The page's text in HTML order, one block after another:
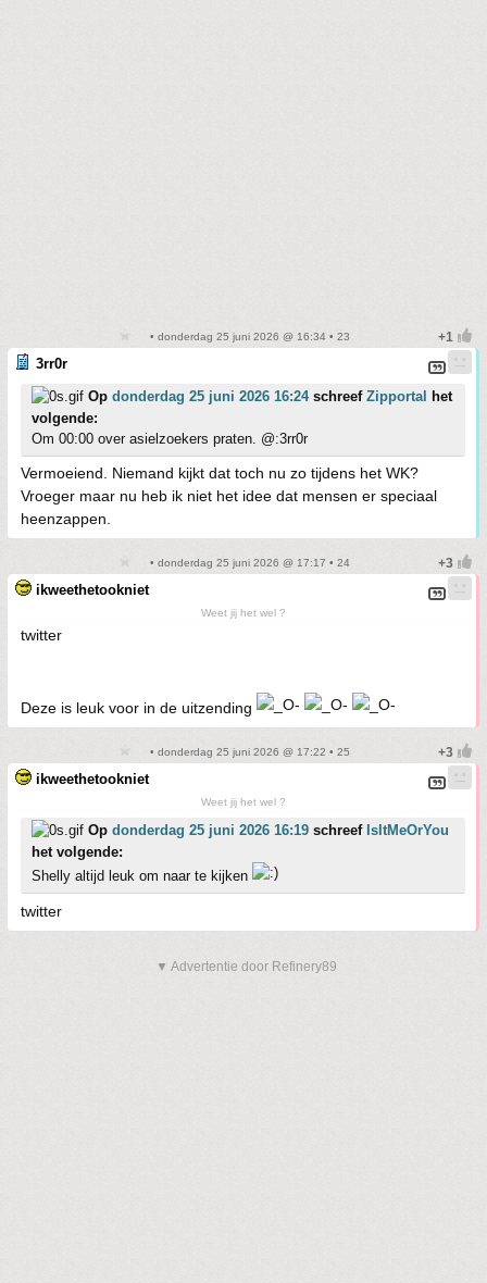
• donderdag 25 juni 2026 @ 16:34 • 23
3rr0r
Op donderdag 25 juni 2026 16:24schreef Zipportal het
volgende:
Om 00:00 over asielzoekers praten. @:3rr0r
Vermoeiend. Niemand kijkt dat toch nu zo tijdens het WK?
Vroeger maar nu heb ik niet het idee dat mensen er speciaal
heenzappen.
• donderdag 25 juni 2026 @ 17:17 • 24
ikweethetookniet
Weet jij het wel ?
twitter
Deze is leuk voor in de uitzending
• donderdag 25 juni 2026 @ 17:22 • 25
ikweethetookniet
Weet jij het wel ?
Op donderdag 25 juni 2026 16:19 schreef IsItMeOrYou
het volgende:
Shelly altijd leuk om naar te kijken
twitter
▼ Advertentie door Refinery89